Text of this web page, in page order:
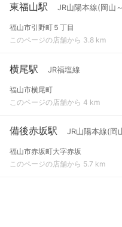
東福山駅 JR山陽本線(岡山
福山市引野町５丁目
このページの店舗から 3.8 km
横尾駅 JR福塩線
福山市横尾町
このページの店舗から 4 km
備後赤坂駅 JR山陽本線(岡
福山市赤坂町大字赤坂
このページの店舗から 5.7 km